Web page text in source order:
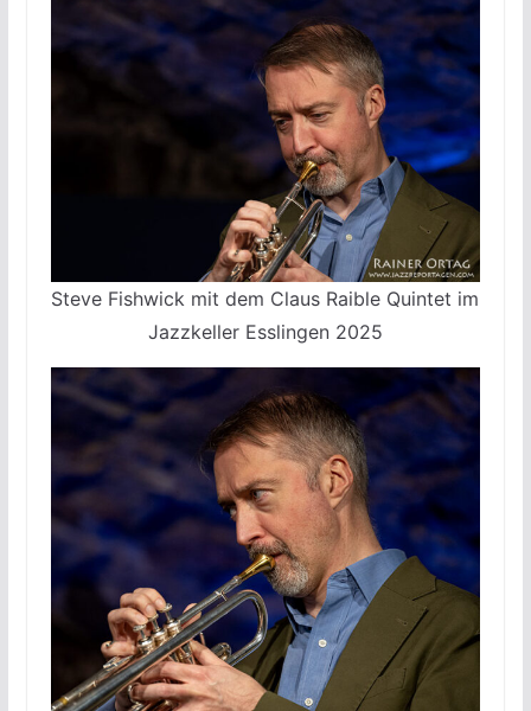
Steve Fishwick mit dem Claus Raible Quintet im
Jazzkeller Esslingen 2025